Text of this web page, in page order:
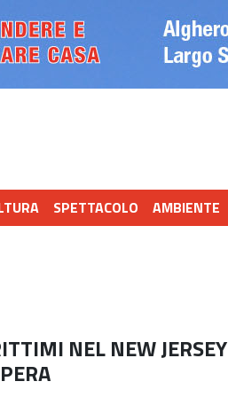
SPETTACOLO AMBIENTE
NEL NEW JERSEY